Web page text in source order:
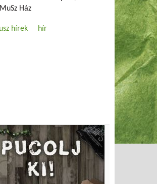
Ház
hírek hír